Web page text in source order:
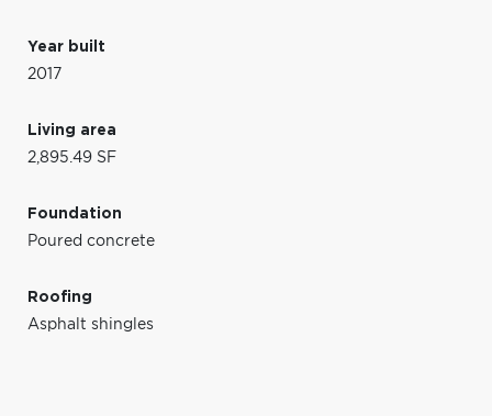
Year built
2017
Living area
2,895.49 SF
Foundation
Poured concrete
Roofing
Asphalt shingles